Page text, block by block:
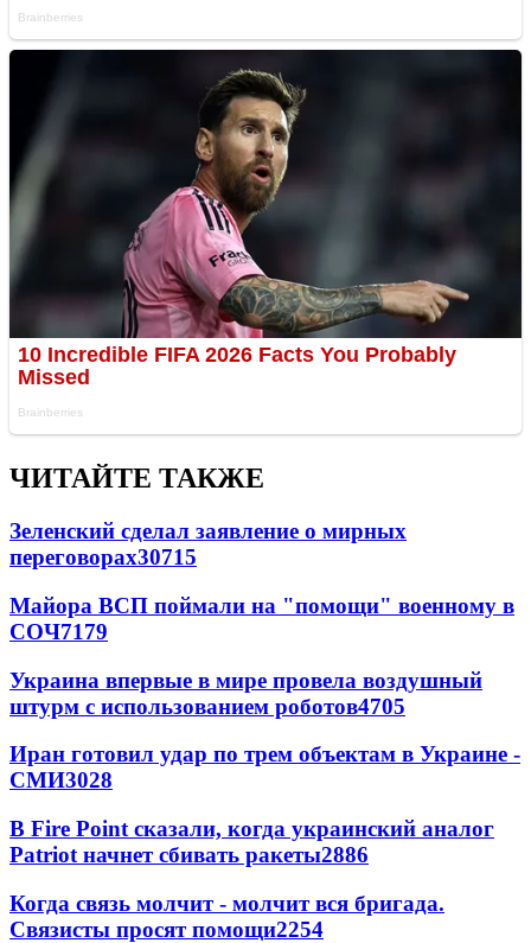
ЧИТАЙТЕ ТАКЖЕ
Зеленский сделал заявление о мирных
переговорах30715
Майора ВСП поймали на "помощи" военному в
СОЧ7179
Украина впервые в мире провела воздушный
штурм с использованием роботов4705
Иран готовил удар по трем объектам в Украине -
СМИ3028
В Fire Point сказали, когда украинский аналог
Patriot начнет сбивать ракеты2886
Когда связь молчит - молчит вся бригада.
Связисты просят помощи2254